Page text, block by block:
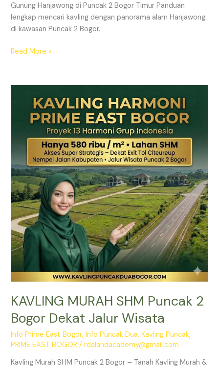
Gunung Hanjawong di Puncak 2 Bogor Timur Panduan
lengkap mencari kavling dengan panorama alam Hanjawong
di kawasan Puncak 2 Bogor.
Read More »
KAVLING MURAH SHM Puncak 2
Bogor Dekat Jalur Wisata
Info Prime East Bogor,Info Puncak Dua,Kavling Puncak,
PRIME EAST BOGOR /rdalandacademy@gmail.com
Kavling Murah SHM Puncak 2 Bogor – Tanah Kavling Murah &
Puncak
Jalur
Wisata